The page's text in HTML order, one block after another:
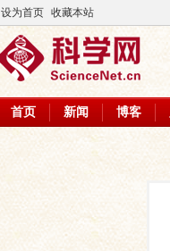
设为首页 收藏本站
首页 新闻 博客